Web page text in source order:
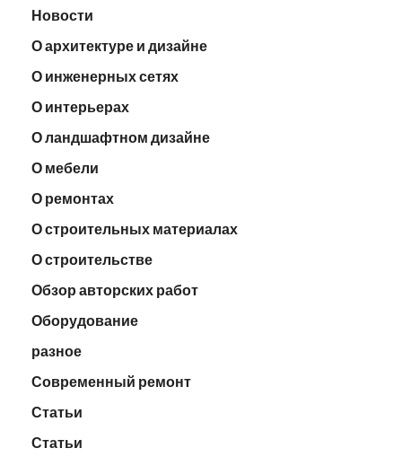
Новости
О архитектуре и дизайне
О инженерных сетях
О интерьерах
О ландшафтном дизайне
О мебели
О ремонтах
О строительных материалах
О строительстве
Обзор авторских работ
Оборудование
разное
Современный ремонт
Статьи
Статьи